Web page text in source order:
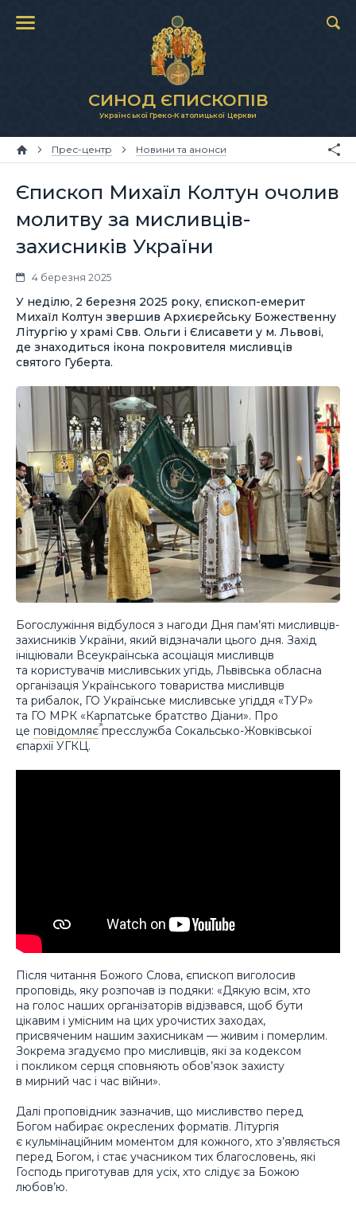
СИНОД ЄПИСКОПІВ
Української Греко-Католицької Церкви
Прес-центр Новини та анонси
Єпископ Михаїл Колтун очолив
молитву за мисливців-
захисників України
4 березня 2025
У неділю, 2 березня 2025 року, єпископ-емерит
Михаїл Колтун звершив Архиєрейську Божественну
Літургію у храмі Свв. Ольги і Єлисавети у м. Львові,
де знаходиться ікона покровителя мисливців
святого Губерта.
Богослужіння відбулося з нагоди Дня пам’яті мисливців-
захисників України, який відзначали цього дня. Захід
ініціювали Всеукраїнська асоціація мисливців
та користувачів мисливських угідь, Львівська обласна
організація Українського товариства мисливців
та рибалок, ГО Українське мисливське угіддя «ТУР»
та ГО МРК «Карпатське братство Діани». Про
це повідомляєпресслужба Сокальсько-Жовківської
єпархії УГКЦ.
Після читання Божого Слова, єпископ виголосив
проповідь, яку розпочав із подяки: «Дякую всім, хто
на голос наших організаторів відізвався, щоб бути
цікавим і умісним на цих урочистих заходах,
присвяченим нашим захисникам — живим і померлим.
Зокрема згадуємо про мисливців, які за кодексом
і покликом серця сповняють обов’язок захисту
в мирний час і час війни».
Далі проповідник зазначив, що мисливство перед
Богом набирає окреслених форматів. Літургія
є кульмінаційним моментом для кожного, хто з’являється
перед Богом, і стає учасником тих благословень, які
Господь приготував для усіх, хто слідує за Божою
любов’ю.